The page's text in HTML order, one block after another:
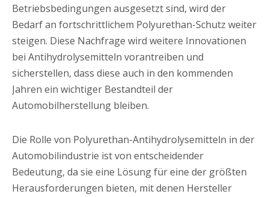
Betriebsbedingungen ausgesetzt sind, wird der
Bedarf an fortschrittlichem Polyurethan-Schutz weiter
steigen. Diese Nachfrage wird weitere Innovationen
bei Antihydrolysemitteln vorantreiben und
sicherstellen, dass diese auch in den kommenden
Jahren ein wichtiger Bestandteil der
Automobilherstellung bleiben.
Die Rolle von Polyurethan-Antihydrolysemitteln in der
Automobilindustrie ist von entscheidender
Bedeutung, da sie eine Lösung für eine der größten
Herausforderungen bieten, mit denen Hersteller